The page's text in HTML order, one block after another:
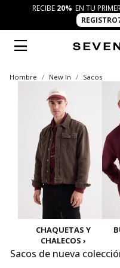
RECIBE 20% EN TU
Hombre New In Sacos
CHAQUETAS Y
CHALECOS ›
Sacos de nueva